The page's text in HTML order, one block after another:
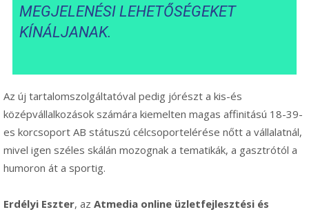
MEGJELENÉSI LEHETŐSÉGEKET
KÍNÁLJANAK.
Az új tartalomszolgáltatóval pedig jórészt a kis-és
középvállalkozások számára kiemelten magas affinitású 18-39-
es korcsoport AB státuszú célcsoportelérése nőtt a vállalatnál,
mivel igen széles skálán mozognak a tematikák, a gasztrótól a
humoron át a sportig.
Erdélyi Eszter, az Atmedia online üzletfejlesztési és